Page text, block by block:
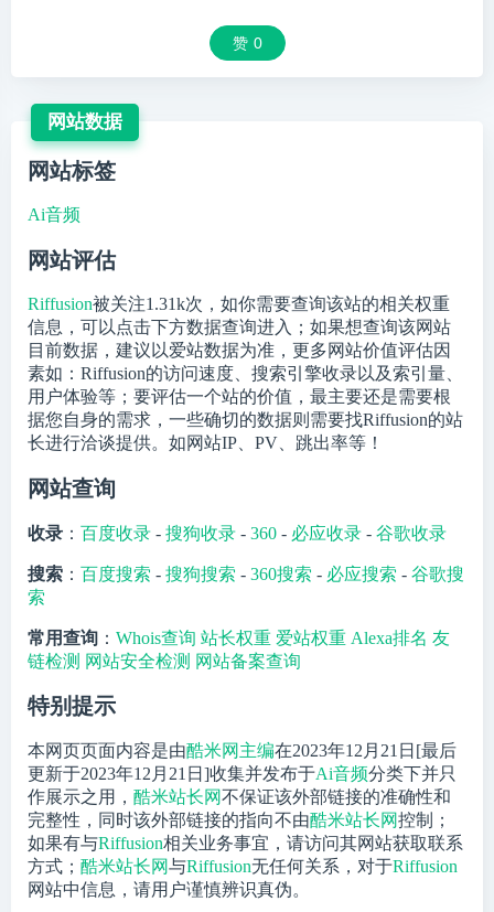
赞 0
网站数据
网站标签
Ai音频
网站评估
Riffusion被关注1.31k次，如你需要查询该站的相关权重
信息，可以点击下方数据查询进入；如果想查询该网站
目前数据，建议以爱站数据为准，更多网站价值评估因
素如：Riffusion的访问速度、搜索引擎收录以及索引量、
用户体验等；要评估一个站的价值，最主要还是需要根
据您自身的需求，一些确切的数据则需要找Riffusion的站
长进行洽谈提供。如网站IP、PV、跳出率等！
网站查询
收录 ： 百度收录 - 搜狗收录 - 360 - 必应收录 - 谷歌收录
搜索 ： 百度搜索 - 搜狗搜索 - 360搜索 - 必应搜索 - 谷歌搜
索
常用查询 ： Whois查询 站长权重 爱站权重 Alexa排名 友
链检测 网站安全检测 网站备案查询
特别提示
本网页页面内容是由酷米网主编在2023年12月21日[最后
更新于2023年12月21日]收集并发布于Ai音频分类下并只
作展示之用， 酷米站长网不保证该外部链接的准确性和
完整性，同时该外部链接的指向不由酷米站长网控制；
如果有与Riffusion相关业务事宜，请访问其网站获取联系
方式； 酷米站长网与Riffusion无任何关系，对于Riffusion
网站中信息，请用户谨慎辨识真伪。